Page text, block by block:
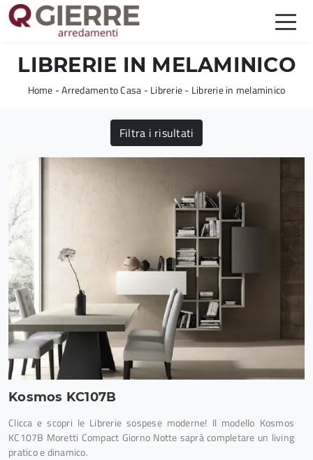
LIBRERIE IN MELAMINICO
Home -Arredamento Casa -Librerie- Librerie in melaminico
Filtra i risultati
Kosmos KC107B
Clicca e scopri le Librerie sospese moderne! Il modello Kosmos
KC107B Moretti Compact Giorno Notte saprà completare un living
pratico e dinamico.